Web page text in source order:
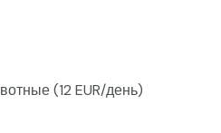
(12 EUR/день)